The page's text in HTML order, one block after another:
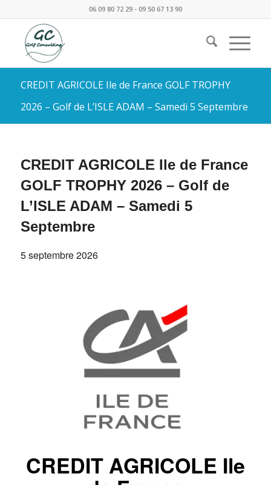
06 09 80 72 29 - 09 50 67 13 90
CREDIT AGRICOLE Ile de France GOLF TROPHY
2026 – Golf de L’ISLE ADAM – Samedi 5 Septembre
CREDIT AGRICOLE Ile de France
GOLF TROPHY 2026 – Golf de
L’ISLE ADAM – Samedi 5
Septembre
5 septembre 2026
CREDIT AGRICOLE Ile